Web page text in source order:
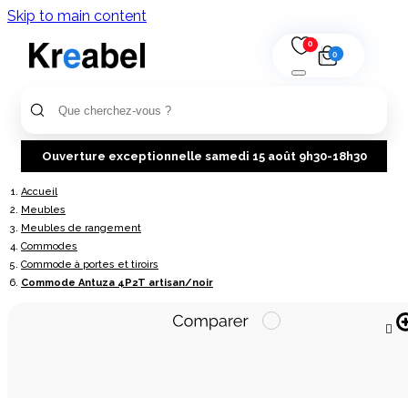
Skip to main content
0
0
Ouverture exceptionnelle samedi 15 août 9h30-18h30
Accueil
Meubles
Meubles de rangement
Commodes
Commode à portes et tiroirs
Commode Antuza 4P2T artisan/noir
